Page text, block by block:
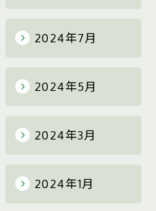
2024年7月
2024年5月
2024年3月
2024年1月